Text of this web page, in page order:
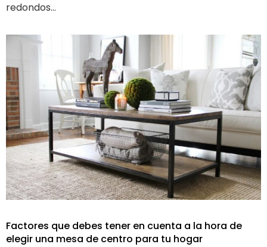
redondos...
Factores que debes tener en cuenta a la hora de
elegir una mesa de centro para tu hogar